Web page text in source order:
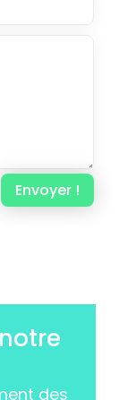
Envoyer !
des